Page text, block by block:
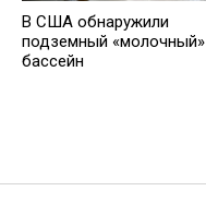
В США обнаружили
подземный «молочный»
бассейн